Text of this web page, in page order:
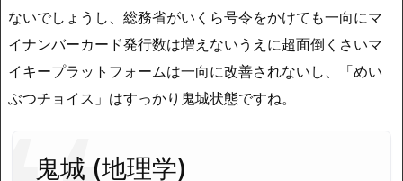
ないでしょうし、総務省がいくら号令をかけても一向にマ
イナンバーカード発行数は増えないうえに超面倒くさいマ
イキープラットフォームは一向に改善されないし、「めい
ぶつチョイス」はすっかり鬼城状態ですね。
鬼城 (地理学)